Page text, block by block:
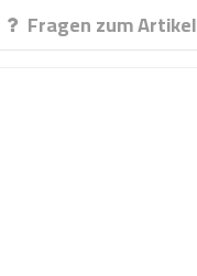
Fragen zum Artikel